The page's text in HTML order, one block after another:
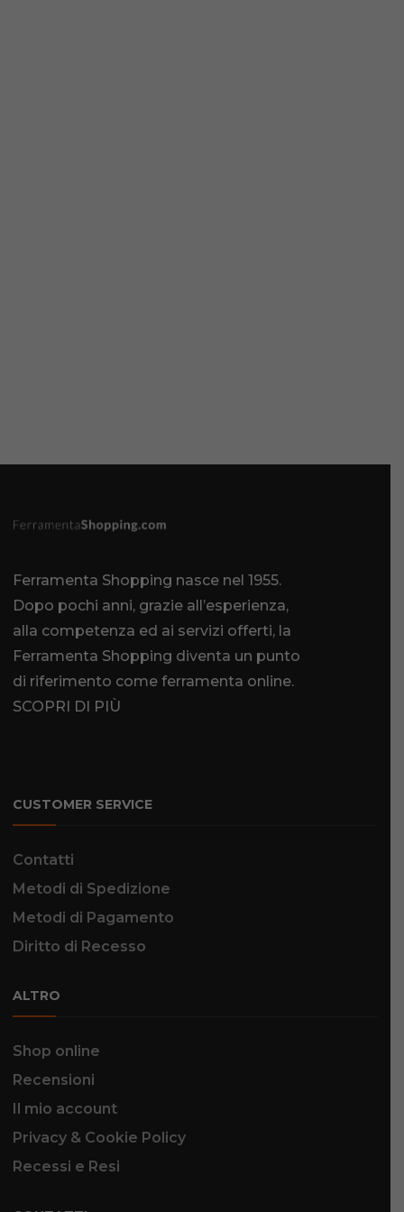
Ferramenta Shopping nasce nel 1955.
Dopo pochi anni, grazie all’esperienza,
alla competenza ed ai servizi offerti, la
Ferramenta Shopping diventa un punto
di riferimento come ferramenta online.
SCOPRI DI PIÙ
CUSTOMER SERVICE
Contatti
Metodi di Spedizione
Metodi di Pagamento
Diritto di Recesso
ALTRO
Shop online
Recensioni
Il mio account
Privacy & Cookie Policy
Recessi e Resi